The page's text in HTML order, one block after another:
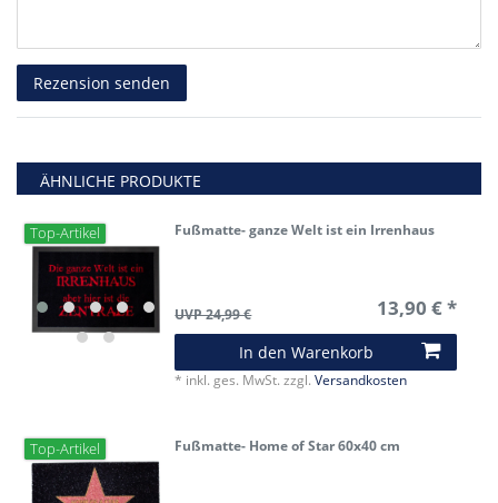
Rezensionstext
Rezension senden
ÄHNLICHE PRODUKTE
Top-Artikel Fußmatte- ganze Welt ist ein Irrenhaus
UVP 24,99 € 13,90 € *
In den Warenkorb
* inkl. ges. MwSt. zzgl.Versandkosten
Top-Artikel Fußmatte- Home of Star 60x40 cm